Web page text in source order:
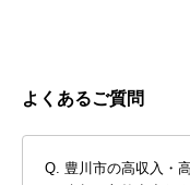
よくあるご質問
豊川市の高収入・